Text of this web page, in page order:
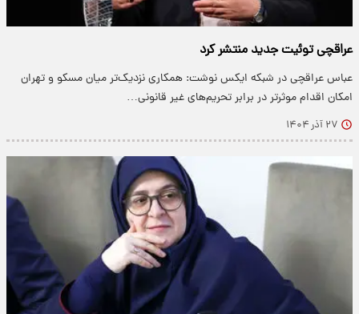
عراقچی توئیت جدید منتشر کرد
عباس عراقچی در شبکه ایکس نوشت: همکاری نزدیک‌تر میان مسکو و تهران
امکان اقدام موثرتر در برابر تحریم‌های غیر قانونی…
۲۷ آذر ۱۴۰۴